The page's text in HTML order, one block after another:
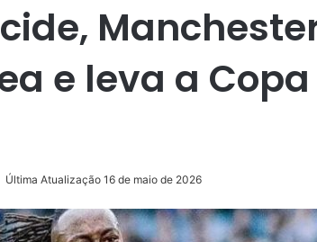
e leva a
Última Atualização 16 de maio de 2026